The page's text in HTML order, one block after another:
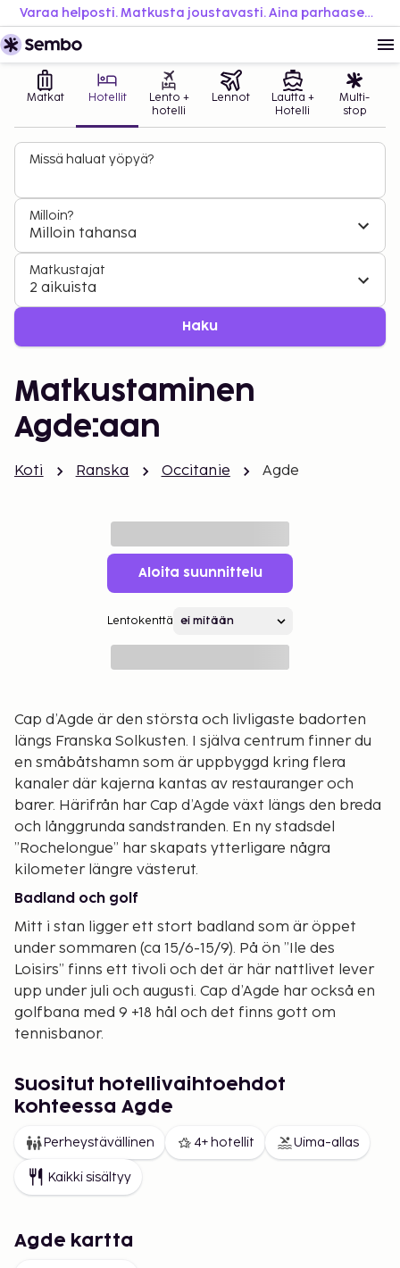
Varaa helposti. Matkusta joustavasti. Aina parhaaseen hintaan.
Matkat Hotellit
Lento +
hotelli
Lennot
Lautta +
Hotelli
Multi-
stop
Missä haluat yöpyä?
Milloin?
Milloin tahansa
Matkustajat
2 aikuista
Haku
Matkustaminen
Agde:aan
Koti Ranska Occitanie Agde
Aloita suunnittelu
Lentokenttä
Cap d’Agde är den största och livligaste badorten
längs Franska Solkusten. I själva centrum finner du
en småbåtshamn som är uppbyggd kring flera
kanaler där kajerna kantas av restauranger och
barer. Härifrån har Cap d’Agde växt längs den breda
och långgrunda sandstranden. En ny stadsdel
”Rochelongue” har skapats ytterligare några
kilometer längre västerut.
Badland och golf
Mitt i stan ligger ett stort badland som är öppet
under sommaren (ca 15/6-15/9). På ön ”Ile des
Loisirs” finns ett tivoli och det är här nattlivet lever
upp under juli och augusti. Cap d’Agde har också en
golfbana med 9 +18 hål och det finns gott om
tennisbanor.
Cap d’Agde är framför allt en familjevänlig badort
som är mycket väl lämpad för dig som reser med
små barn. Stranden är bred och långgrund och
större delen av byn saknar nivåskillnader. Allting
finns på bekvämt gångavstånd – stranden,
matbutiker, restauranger – och du kan ofta
Suositut hotellivaihtoehdot
kohteessa Agde
Perheystävällinen 4+ hotellit Uima-allas
Kaikki sisältyy
Agde kartta